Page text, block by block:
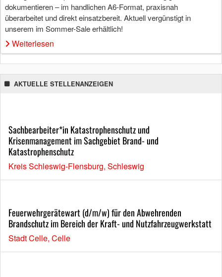
dokumentieren – im handlichen A6-Format, praxisnah
überarbeitet und direkt einsatzbereit. Aktuell vergünstigt in
unserem im Sommer-Sale erhältlich!
Weiterlesen
AKTUELLE STELLENANZEIGEN
Sachbearbeiter*in Katastrophenschutz und
Krisenmanagement im Sachgebiet Brand- und
Katastrophenschutz
Kreis Schleswig-Flensburg, Schleswig
Feuerwehrgerätewart (d/m/w) für den Abwehrenden
Brandschutz im Bereich der Kraft- und Nutzfahrzeugwerkstatt
Stadt Celle, Celle